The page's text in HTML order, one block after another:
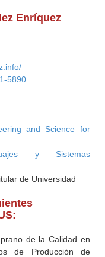
Enríquez
5890
and Science for
y Sistemas
de Universidad
de la Calidad en
de Producción de